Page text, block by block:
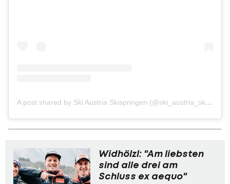
A post shared by Ski Austria Skispringen (@ski_austria_skispringen)
Widhölzl: "Am liebsten
sind alle drei am
Schluss ex aequo"